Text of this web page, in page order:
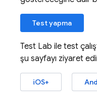
Test yapma
Test Lab ile test
şu sayfayı ziyaret
iOS+